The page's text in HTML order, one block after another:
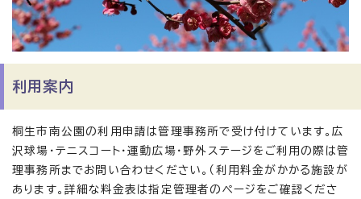
利用案内
桐生市南公園の利用申請は管理事務所で受け付けています。広
沢球場・テニスコート・運動広場・野外ステージをご利用の際は管
理事務所までお問い合わせください。（利用料金がかかる施設が
あります。詳細な料金表は指定管理者のページをご確認くださ